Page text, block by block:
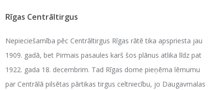
Rīgas Centrāltirgus
Nepieciešamība pēc Centrāltirgus Rīgas rātē tika apspriesta jau
1909. gadā, bet Pirmais pasaules karš šos plānus atlika līdz pat
1922. gada 18. decembrim. Tad Rīgas dome pieņēma lēmumu
par Centrālā pilsētas pārtikas tirgus celtniecību, jo Daugavmalas